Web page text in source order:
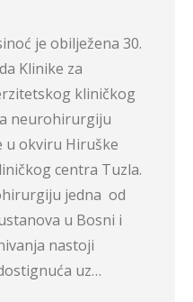
je obilježena 30.
Klinike za
kliničkog
neurohirurgiju
u okviru Hiruške
centra Tuzla.
jedna od
u Bosni i
nastoji
uz…